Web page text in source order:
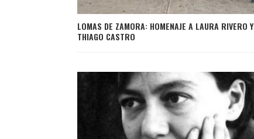
LOMAS DE ZAMORA: HOMENAJE A LAURA RIVERO Y
THIAGO CASTRO